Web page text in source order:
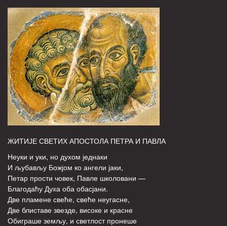
ЖИТИЈЕ СВЕТИХ АПОСТОЛА ПЕТРА И ПАВЛА
Неуки и уки, но духом једнаки
И љубављу Божјом ко ангели јаки,
Петар прости човек, Павле школовани —
Благодаћу Духа оба обасјани.
Две пламене свеће, свеће неугасне,
Две блиставе звезде, високе и красне
Обиграше земљу, и светлост пронеше